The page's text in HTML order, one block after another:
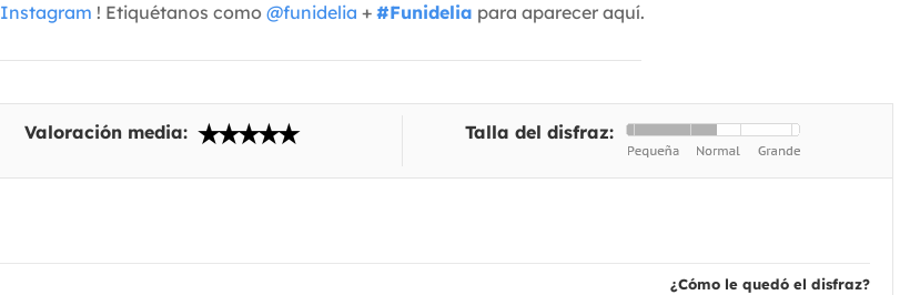
Instagram ! Etiquétanos como @funidelia + #Funidelia para aparecer aquí.
Valoración media: Talla del disfraz:
¿Cómo le quedó el disfraz?